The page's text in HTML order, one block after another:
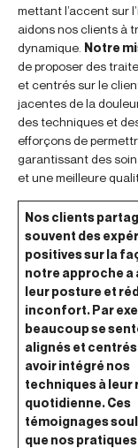
mettant l’accent sur
aidons nos clients à
dynamique. Notre
de proposer des
et centrés sur le
jacentes de la
des techniques et
efforçons de
garantissant des
et une meilleure
Nos clients
souvent des
positives sur la
notre approche a
leur posture et
inconfort. Par
beaucoup se
alignés et
avoir intégré nos
techniques à leur
quotidienne. Ces
témoignages
que nos